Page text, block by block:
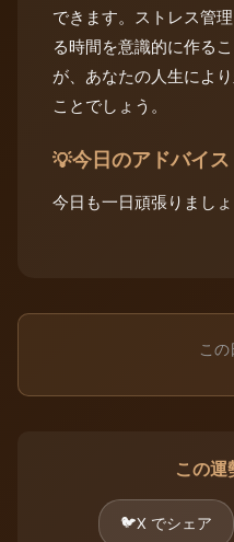
できます。ストレス管
る時間を意識的に作る
が、あなたの人生によ
ことでしょう。
💡今日のアドバイス
今日も一日頑張りましょ
この
この運
🐦X でシェア